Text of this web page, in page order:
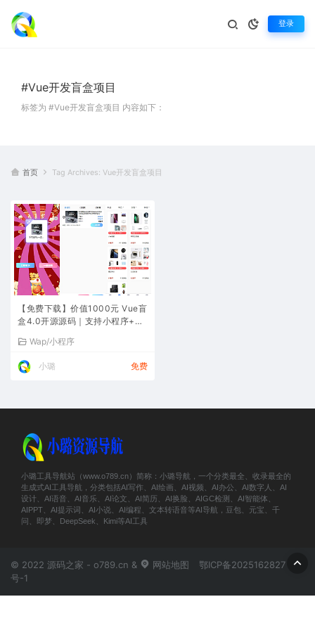
登录
#Vue开发盲盒项目
标签为 #Vue开发盲盒项目 内容如下：
首页 Tag Archives: Vue开发盲盒项目
【免费下载】价值1000元 Vue盲
盒4.0开源源码｜支持小程序+AP
Wap/小程序
小璐 免费
小璐工具导航站（www.o789.cn）简称：小璐导航，一个分类最全、收录最全的
生成式AI工具导航，分类包括AI写作、AI绘画、AI视频、AI办公、AI数字人、AI
设计、AI语音、AI音乐、AI论文、AI简历、AI换脸、AIGC检测、AI智能体、
AIPPT、AI提示词、AI小说、AI编程、文本转语音等AI导航，豆包、元宝、千
问、即梦、DeepSeek、Kimi等AI工具
© 2022 源码之家 - o789.cn & 网站地图
鄂ICP备2025162827
号-1